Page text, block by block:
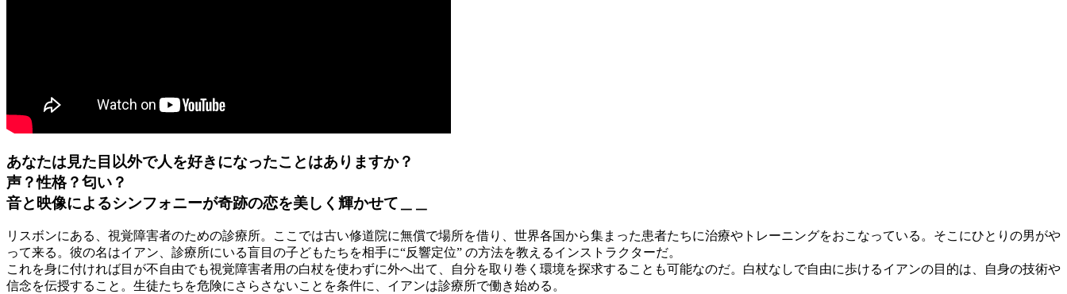
あなたは見た目以外で人を好きになったことはありますか？
声？性格？匂い？
音と映像によるシンフォニーが奇跡の恋を美しく輝かせて＿＿
リスボンにある、視覚障害者のための診療所。ここでは古い修道院に無償で場所を借り、世界各国から集まった患者たちに治療やトレーニングをおこなっている。そこにひとりの男がや
って来る。彼の名はイアン、診療所にいる盲目の子どもたちを相手に“反響定位” の方法を教えるインストラクターだ。
これを身に付ければ目が不自由でも視覚障害者用の白杖を使わずに外へ出て、自分を取り巻く環境を探求することも可能なのだ。白杖なしで自由に歩けるイアンの目的は、自身の技術や
信念を伝授すること。生徒たちを危険にさらさないことを条件に、イアンは診療所で働き始める。